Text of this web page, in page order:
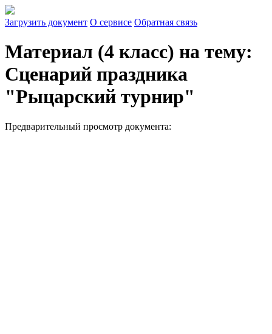
Загрузить документ О сервисе Обратная связь
Материал (4 класс) на тему:
Сценарий праздника
"Рыцарский турнир"
Предварительный просмотр документа: